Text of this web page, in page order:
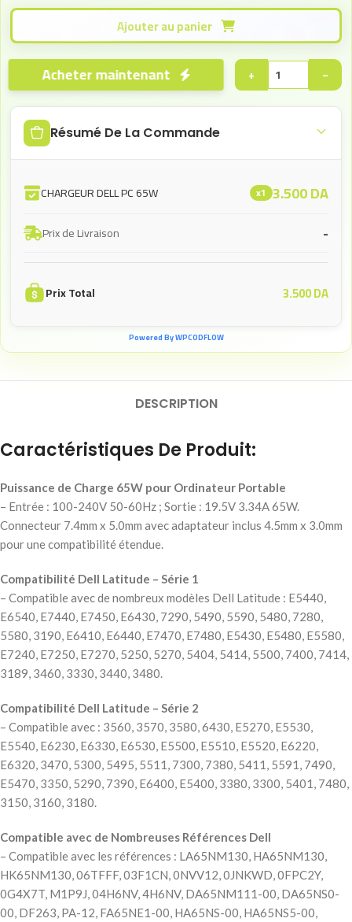
−
+
Acheter maintenant
Résumé De La Commande
CHARGEUR DELL PC 65W x1 3.500DA
Prix de Livraison -
Prix Total 3.500DA
Powered By WPCODFLOW
DESCRIPTION
Caractéristiques De Produit:
Puissance de Charge 65W pour Ordinateur Portable
– Entrée : 100-240V 50-60Hz ; Sortie : 19.5V 3.34A 65W.
Connecteur 7.4mm x 5.0mm avec adaptateur inclus 4.5mm x 3.0mm
pour une compatibilité étendue.
Compatibilité Dell Latitude – Série 1
– Compatible avec de nombreux modèles Dell Latitude : E5440,
E6540, E7440, E7450, E6430, 7290, 5490, 5590, 5480, 7280,
5580, 3190, E6410, E6440, E7470, E7480, E5430, E5480, E5580,
E7240, E7250, E7270, 5250, 5270, 5404, 5414, 5500, 7400, 7414,
3189, 3460, 3330, 3440, 3480.
Compatibilité Dell Latitude – Série 2
– Compatible avec : 3560, 3570, 3580, 6430, E5270, E5530,
E5540, E6230, E6330, E6530, E5500, E5510, E5520, E6220,
E6320, 3470, 5300, 5495, 5511, 7300, 7380, 5411, 5591, 7490,
E5470, 3350, 5290, 7390, E6400, E5400, 3380, 3300, 5401, 7480,
3150, 3160, 3180.
Compatible avec de Nombreuses Références Dell
– Compatible avec les références : LA65NM130, HA65NM130,
HK65NM130, 06TFFF, 03F1CN, 0NVV12, 0JNKWD, 0FPC2Y,
0G4X7T, M1P9J, 04H6NV, 4H6NV, DA65NM111-00, DA65NS0-
00, DF263, PA-12, FA65NE1-00, HA65NS-00, HA65NS5-00,